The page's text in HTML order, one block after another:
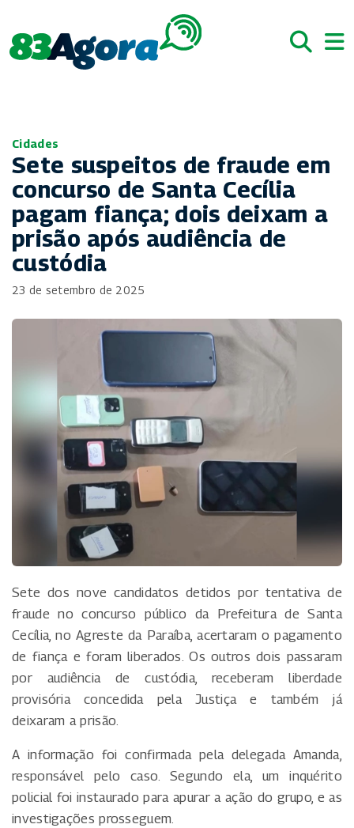
Cidades
Sete suspeitos de fraude em
concurso de Santa Cecília
pagam fiança; dois deixam a
prisão após audiência de
custódia
23 de setembro de 2025
Sete dos nove candidatos detidos por tentativa de
fraude no concurso público da Prefeitura de Santa
Cecília, no Agreste da Paraíba, acertaram o pagamento
de fiança e foram liberados. Os outros dois passaram
por audiência de custódia, receberam liberdade
provisória concedida pela Justiça e também já
deixaram a prisão.
A informação foi confirmada pela delegada Amanda,
responsável pelo caso. Segundo ela, um inquérito
policial foi instaurado para apurar a ação do grupo, e as
investigações prosseguem.